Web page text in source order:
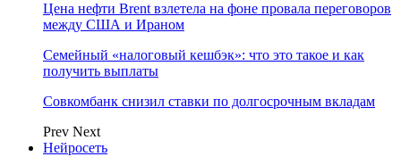
Цена нефти Brent взлетела на фоне провала переговоров
между США и Ираном
Семейный «налоговый кешбэк»: что это такое и как
получить выплаты
Совкомбанк снизил ставки по долгосрочным вкладам
Prev Next
Нейросеть